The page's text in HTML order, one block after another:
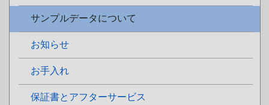
サンプルデータについて
お知らせ
お手入れ
保証書とアフターサービス